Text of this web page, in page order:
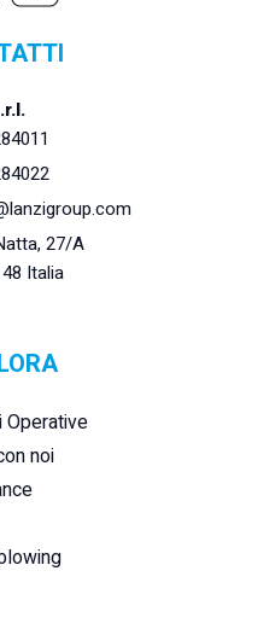
27/A
Italia
Operative
noi